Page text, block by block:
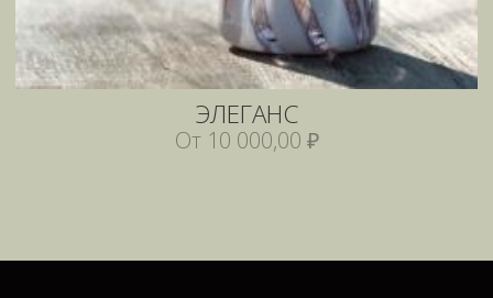
ЭЛЕГАНС
От 10 000,00 ₽